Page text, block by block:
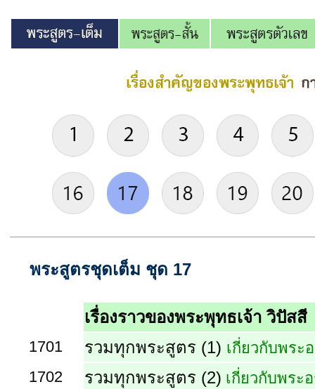
พระสูตรชุดเต็ม ชุด 17
เรื่องราวของพระพุทธเจ้า วิปัสสี
1701 รวมทุกพระสูตร (1) เกี่ยวกับพร
1702
รวมทุกพระสูตร (2) เกี่ยวกับพระ